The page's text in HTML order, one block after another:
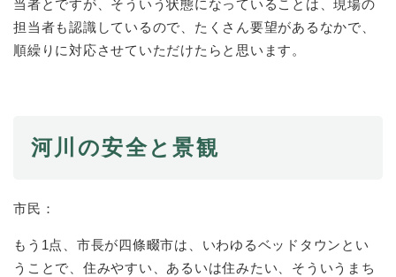
当者とですが、そういう状態になっていることは、現場の
担当者も認識しているので、たくさん要望があるなかで、
順繰りに対応させていただけたらと思います。
河川の安全と景観
市民：
もう1点、市長が四條畷市は、いわゆるベッドタウンとい
うことで、住みやすい、あるいは住みたい、そういうまち